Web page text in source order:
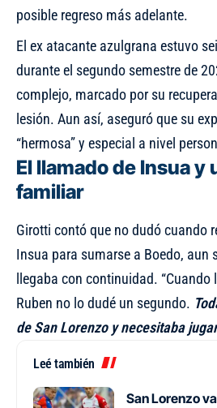
posible regreso más adelante.
El ex atacante azulgrana estuvo
durante el segundo semestre de
complejo, marcado por su
lesión. Aun así, aseguró que su
“hermosa” y especial a nivel
El llamado de Insua y
familiar
Girotti contó que no dudó cuando
Insua para sumarse a Boedo, aun
llegaba con continuidad.
Ruben no lo dudé un segundo.
de San Lorenzo y necesitaba jugar
Leé también
San Lorenzo